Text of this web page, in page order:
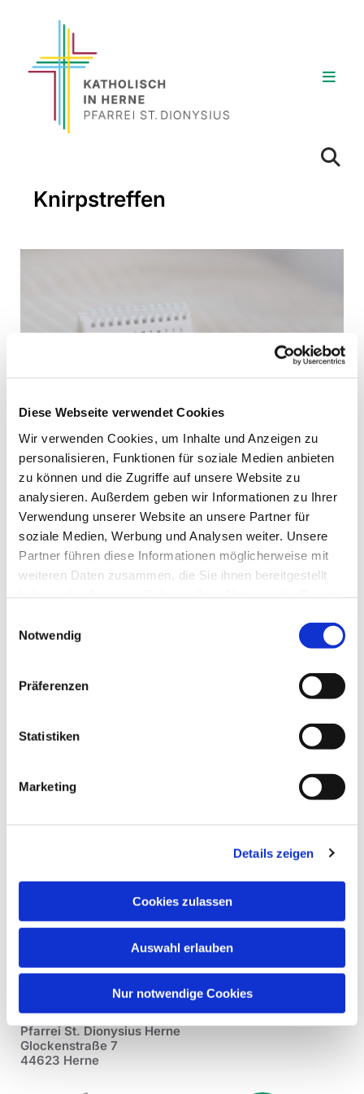
Diese Webseite verwendet Cookies
Wir verwenden Cookies, um Inhalte und Anzeigen zu
personalisieren, Funktionen für soziale Medien anbieten
zu können und die Zugriffe auf unsere Website zu
analysieren. Außerdem geben wir Informationen zu Ihrer
Verwendung unserer Website an unsere Partner für
soziale Medien, Werbung und Analysen weiter. Unsere
Partner führen diese Informationen möglicherweise mit
weiteren Daten zusammen, die Sie ihnen bereitgestellt
Notwendig
Präferenzen
Statistiken
Marketing
Details zeigen
Cookies zulassen
Auswahl erlauben
Nur notwendige Cookies
Knirpstreffen
Dienstag, 29. September 2026,
09:30 Uhr
TMH, Widumer Str. 23 a, 44627
Herne
Pfarrei St. Dionysius Herne
Glockenstraße 7
44623 Herne